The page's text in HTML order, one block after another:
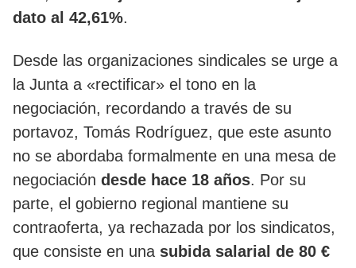
dato al 42,61%.
Desde las organizaciones sindicales se urge a
la Junta a «rectificar» el tono en la
negociación, recordando a través de su
portavoz, Tomás Rodríguez, que este asunto
no se abordaba formalmente en una mesa de
negociación desde hace 18 años. Por su
parte, el gobierno regional mantiene su
contraoferta, ya rechazada por los sindicatos,
que consiste en una subida salarial de 80 €